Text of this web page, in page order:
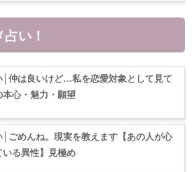
い！
│仲は良いけど…私を恋愛対象として見て
本心・魅力・願望
│ごめんね。現実を教えます【あの人が心
いる異性】見極め